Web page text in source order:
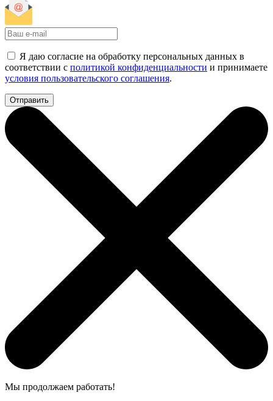
Я даю согласие на обработку персональных данных в
соответствии с политикой конфиденциальности и принимаете
условия пользовательского соглашения.
Мы продолжаем работать!